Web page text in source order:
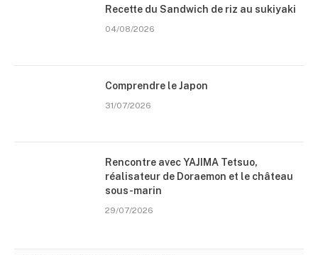
Recette du Sandwich de riz au sukiyaki
04/08/2026
Comprendre le Japon
31/07/2026
Rencontre avec YAJIMA Tetsuo,
réalisateur de Doraemon et le château
sous-marin
29/07/2026